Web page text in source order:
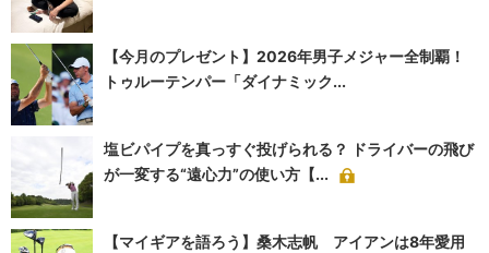
【今月のプレゼント】2026年男子メジャー全制覇！
トゥルーテンパー「ダイナミック...
塩ビパイプを真っすぐ投げられる？ ドライバーの飛び
が一変する“遠心力”の使い方【...
【マイギアを語ろう】桑木志帆 アイアンは8年愛用